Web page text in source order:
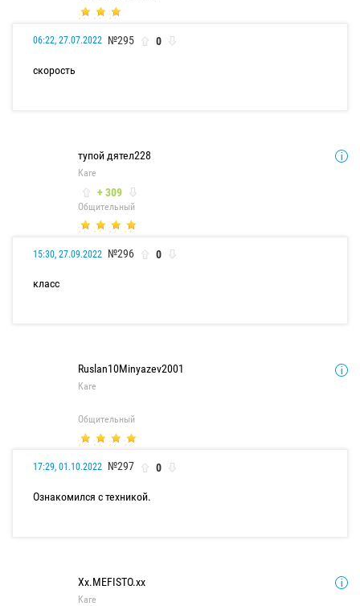
06:22, 27.07.2022 №295 0
скорость
тупой дятел228
Каге
+ 309
Общительный
15:30, 27.09.2022 №296 0
класс
Ruslan10Minyazev2001
Каге
Общительный
17:29, 01.10.2022 №297 0
Ознакомился с техникой.
Xx.MEFISTO.xx
Каге